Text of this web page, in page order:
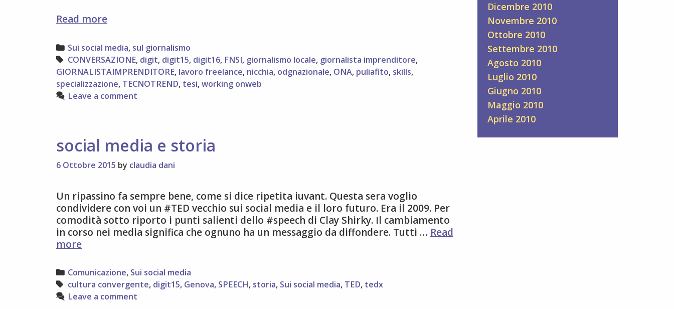
Read moredigitale
cultura,
riflessioni
post-
digit15
Categories
Sui social media, sul giornalismo
Tags
CONVERSAZIONE, digit, digit15, digit16, FNSI, giornalismo locale, giornalista imprenditore,
GIORNALISTAIMPRENDITORE, lavoro freelance, nicchia, odgnazionale, ONA, puliafito, skills,
specializzazione, TECNOTREND, tesi,working onweb
Leave a comment
social media e storia
6 Ottobre 2015 by claudia dani
Un ripassino fa sempre bene, come si dice ripetita iuvant. Questa sera voglio
condividere con voi un #TED vecchio sui social media e il loro futuro. Era il 2009. Per
comodità sotto riporto i punti salienti dello #speech di Clay Shirky. Il cambiamento
in corso nei media significa che ognuno ha un messaggio da diffondere. Tutti … Read
moresocial
e
storia
Categories
Comunicazione, Sui social media
Tags
cultura convergente, digit15, Genova, SPEECH, storia, Sui social media, TED, tedx
Leave a comment
Dicembre 2010
Novembre 2010
Ottobre 2010
Settembre 2010
Agosto 2010
Luglio 2010
Giugno 2010
Maggio 2010
Aprile 2010